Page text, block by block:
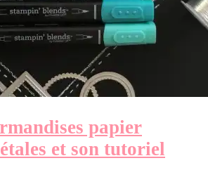
papier
et son tutoriel